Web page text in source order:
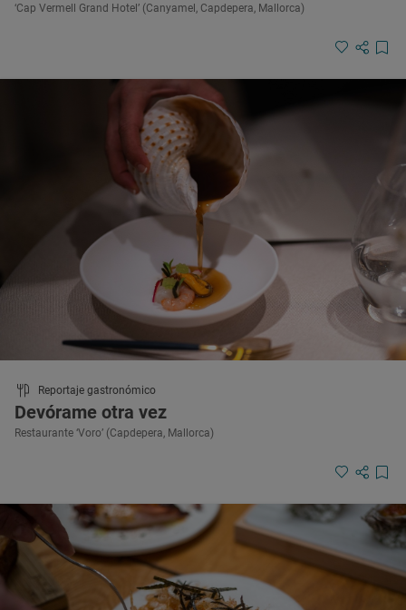
‘Cap Vermell Grand Hotel’ (Canyamel, Capdepera, Mallorca)
Reportaje gastronómico
Devórame otra vez
Restaurante ‘Voro’ (Capdepera, Mallorca)